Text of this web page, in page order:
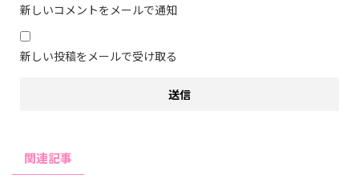
新しいコメントをメールで通知
新しい投稿をメールで受け取る
関連記事